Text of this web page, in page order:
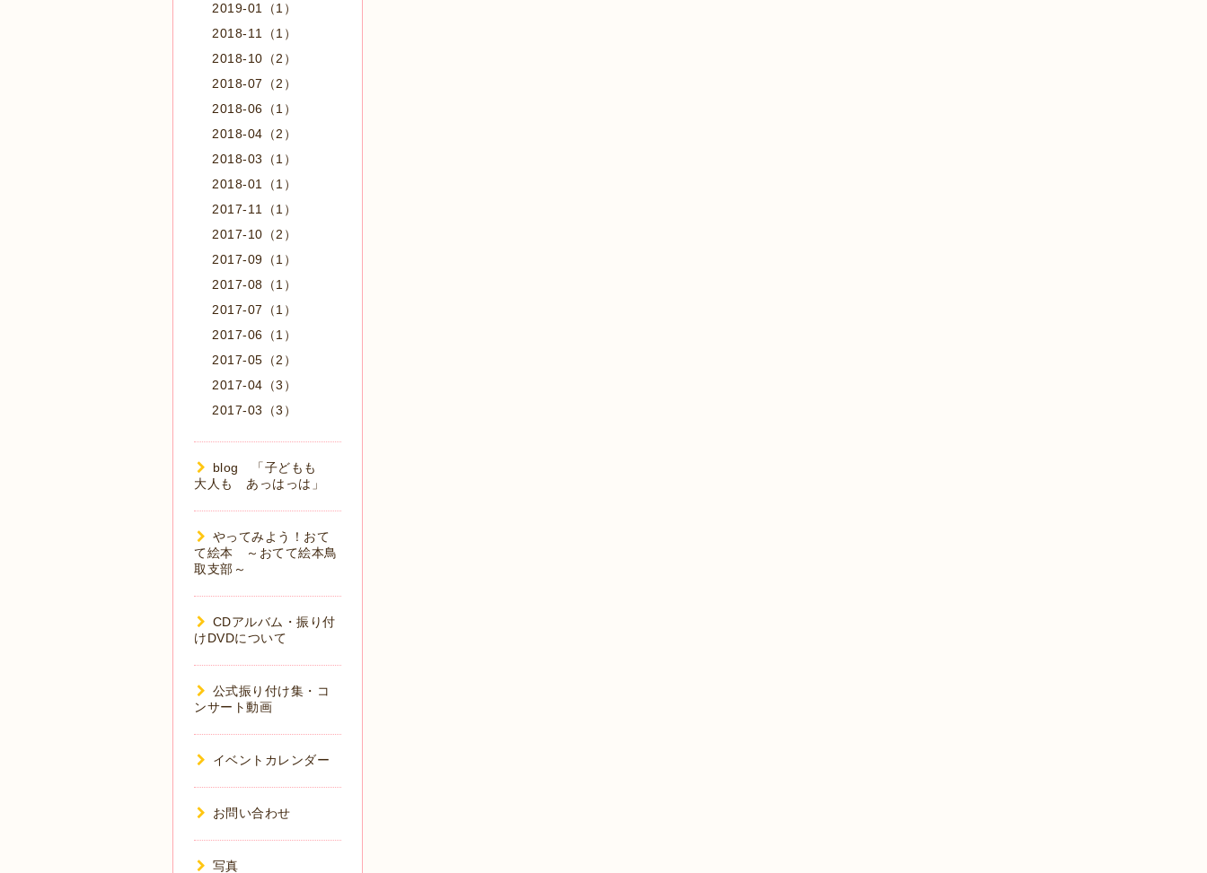
2019-01（1）
2018-11（1）
2018-10（2）
2018-07（2）
2018-06（1）
2018-04（2）
2018-03（1）
2018-01（1）
2017-11（1）
2017-10（2）
2017-09（1）
2017-08（1）
2017-07（1）
2017-06（1）
2017-05（2）
2017-04（3）
2017-03（3）
blog 「子どもも
大人も あっはっは」
やってみよう！おて
て絵本 ～おてて絵本鳥
取支部～
CDアルバム・振り付
けDVDについて
公式振り付け集・コ
ンサート動画
イベントカレンダー
お問い合わせ
写真